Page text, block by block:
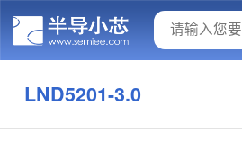
LND5201-3.0